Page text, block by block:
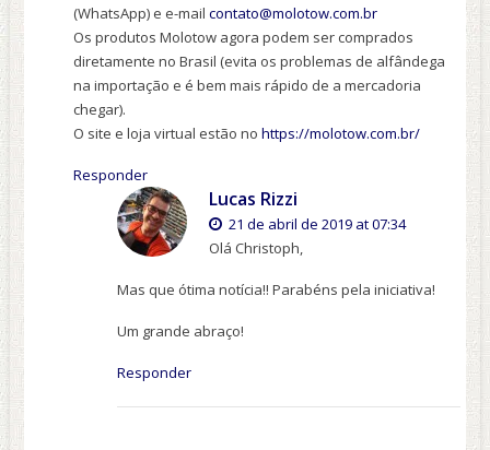
(WhatsApp) e e-mailcontato@molotow.com.br
Os produtos Molotow agora podem ser comprados
diretamente no Brasil (evita os problemas de alfândega
na importação e é bem mais rápido de a mercadoria
chegar).
O site e loja virtual estão nohttps://molotow.com.br/
Responder
Lucas Rizzi
21 de abril de 2019 at 07:34
Olá Christoph,
Mas que ótima notícia!! Parabéns pela iniciativa!
Um grande abraço!
Responder